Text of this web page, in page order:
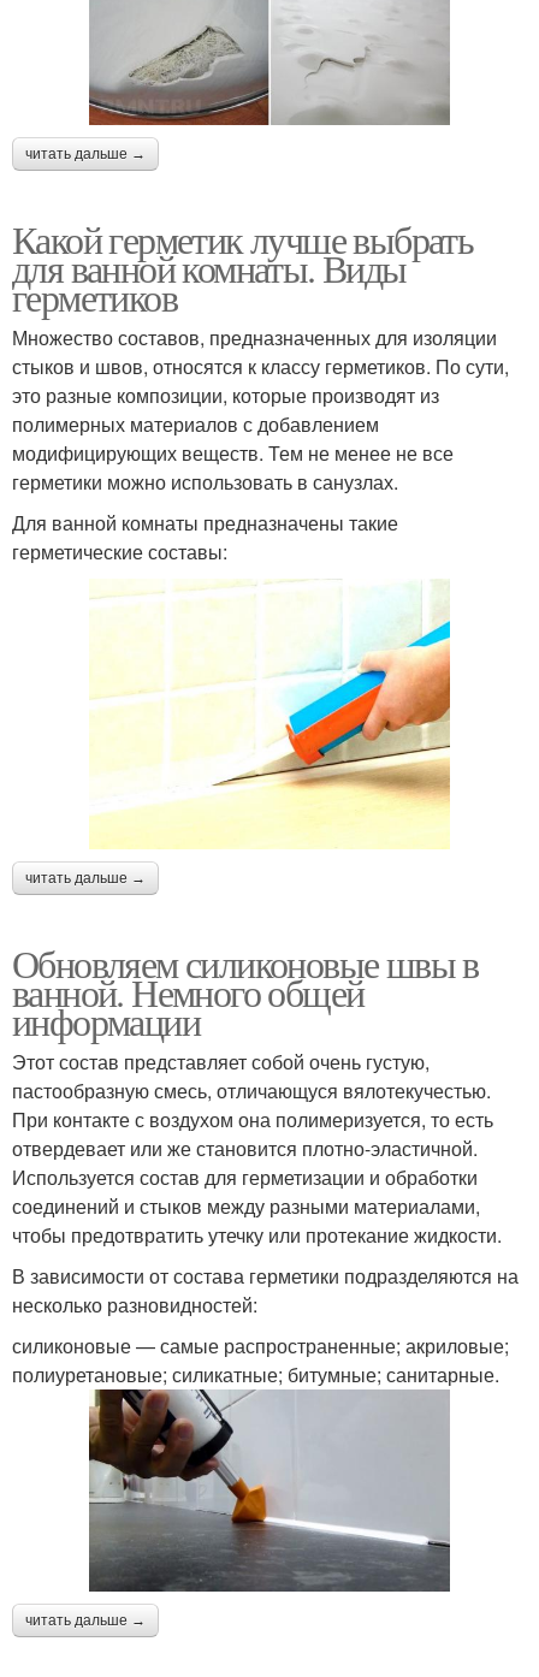
читать дальше →
Какой герметик лучше выбрать
для ванной комнаты. Виды
герметиков
Множество составов, предназначенных для изоляции
стыков и швов, относятся к классу герметиков. По сути,
это разные композиции, которые производят из
полимерных материалов с добавлением
модифицирующих веществ. Тем не менее не все
герметики можно использовать в санузлах.
Для ванной комнаты предназначены такие
герметические составы:
читать дальше →
Обновляем силиконовые швы в
ванной. Немного общей
информации
Этот состав представляет собой очень густую,
пастообразную смесь, отличающуся вялотекучестью.
При контакте с воздухом она полимеризуется, то есть
отвердевает или же становится плотно-эластичной.
Используется состав для герметизации и обработки
соединений и стыков между разными материалами,
чтобы предотвратить утечку или протекание жидкости.
В зависимости от состава герметики подразделяются на
несколько разновидностей:
силиконовые — самые распространенные; акриловые;
полиуретановые; силикатные; битумные; санитарные.
читать дальше →